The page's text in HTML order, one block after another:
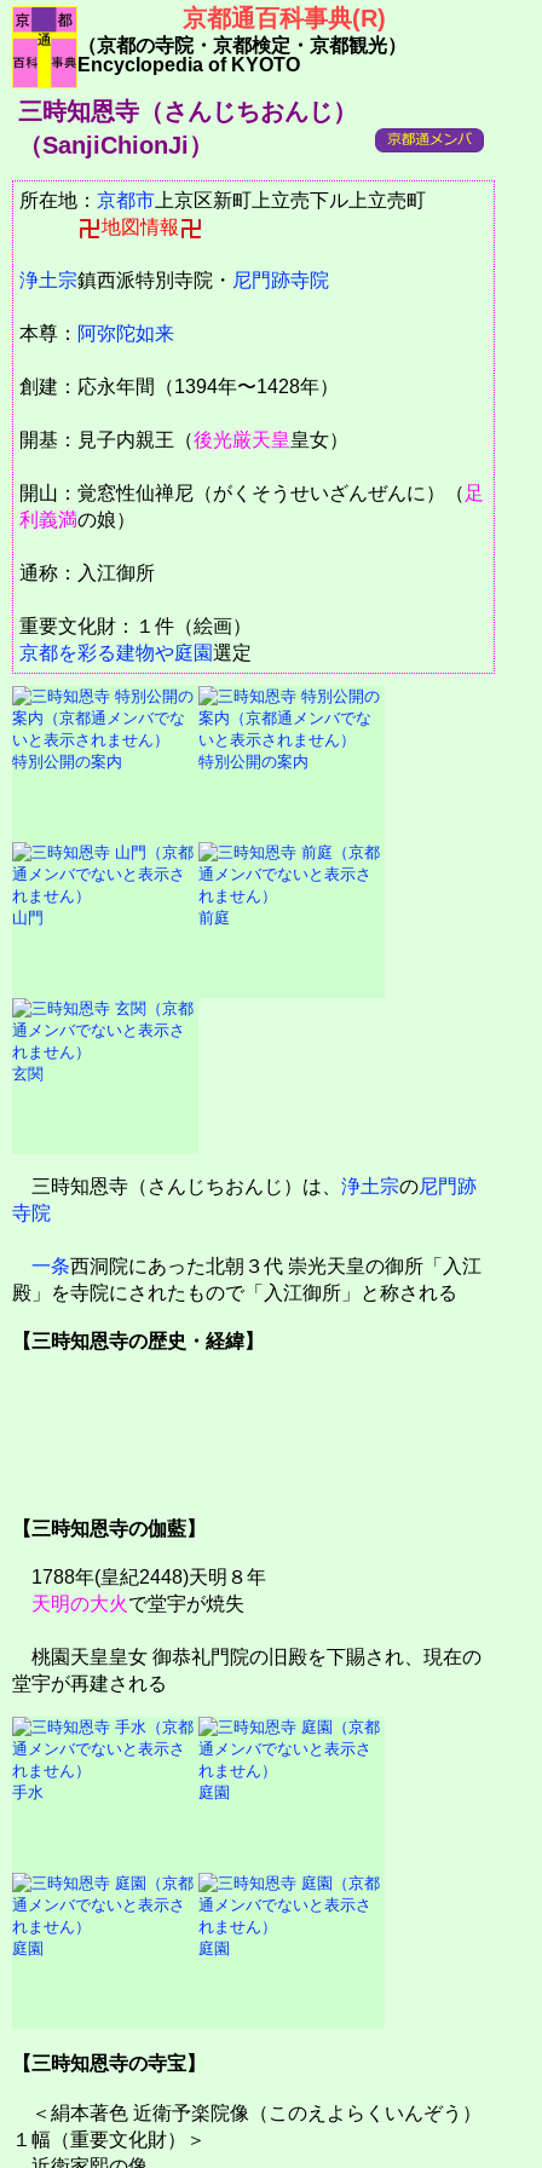
京都通百科事典(R)
（京都の寺院・京都検定・京都観光）
Encyclopedia of KYOTO
三時知恩寺（さんじちおんじ）
（SanjiChionJi）
所在地： 京都市 上京区新町上立売下ル上立売町
地図情報
浄土宗鎮西派特別寺院・ 尼門跡寺院
本尊： 阿弥陀如来
創建：応永年間（1394年〜1428年）
開基：見子内親王（後光厳天皇皇女）
開山：覚窓性仙禅尼（がくそうせいざんぜんに）（ 足
利義満の娘）
通称：入江御所
重要文化財：１件（絵画）
京都を彩る建物や庭園選定
特別公開の案内 特別公開の案内
山門 前庭
玄関
三時知恩寺（さんじちおんじ）は、 浄土宗の尼門跡
寺院
一条西洞院にあった北朝３代 崇光天皇の御所「入江
殿」を寺院にされたもので「入江御所」と称される
【三時知恩寺の歴史・経緯】
【三時知恩寺の伽藍】
1788年(皇紀2448)天明８年
天明の大火で堂宇が焼失
桃園天皇皇女 御恭礼門院の旧殿を下賜され、現在の
堂宇が再建される
手水 庭園
庭園 庭園
【三時知恩寺の寺宝】
＜絹本著色 近衛予楽院像（このえよらくいんぞう）
１幅（重要文化財）＞